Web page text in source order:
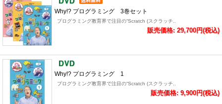
Why!? プログラミング 3巻セット
プログラミング教育界で注目の“Scratch (スクラッチ..
販売価格: 29,700円(税込)
Why!? プログラミング 1
プログラミング教育界で注目の“Scratch (スクラッチ..
販売価格: 9,900円(税込)